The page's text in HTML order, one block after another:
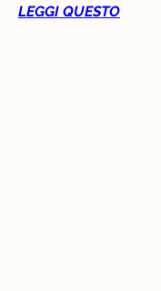
LEGGI QUESTO